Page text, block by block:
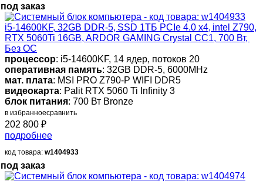
под заказ
i5-14600KF, 32GB DDR-5, SSD 1ТБ PCIe 4.0 x4, intel Z790,
RTX 5060Ti 16GB, ARDOR GAMING Crystal CC1, 700 Вт,
Без ОС
процессор: i5-14600KF, 14 ядер, потоков 20
оперативная память: 32GB DDR-5, 6000MHz
мат. плата: MSI PRO Z790-P WIFI DDR5
видеокарта: Palit RTX 5060 Ti Infinity 3
блок питания: 700 Вт Bronze
в избранноесравнить
202 800 ₽
подробнее
код товара: w1404933
под заказ